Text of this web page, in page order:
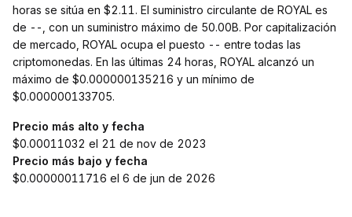
horas se sitúa en $2.11. El suministro circulante de ROYAL es
de --, con un suministro máximo de 50.00B. Por capitalización
de mercado, ROYAL ocupa el puesto -- entre todas las
criptomonedas. En las últimas 24 horas, ROYAL alcanzó un
máximo de $0.000000135216 y un mínimo de
$0.000000133705.
Precio más alto y fecha
$0.00011032 el 21 de nov de 2023
Precio más bajo y fecha
$0.00000011716 el 6 de jun de 2026